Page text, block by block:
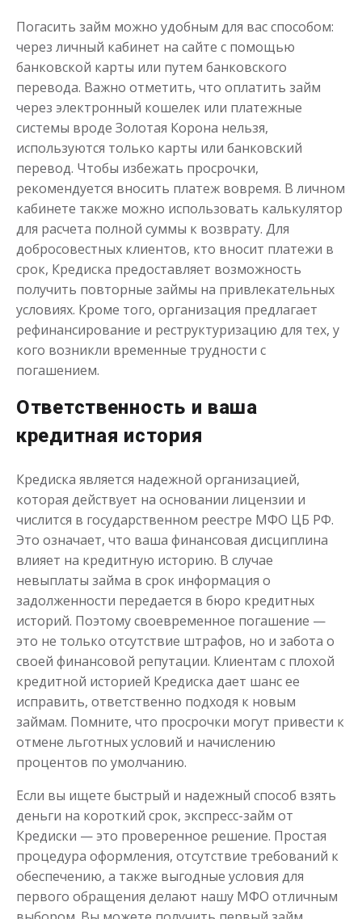
Займы без процентов при
первом обращении
Сумма до50 000
Срок от 1до 21 дня
Получить
Срочные займы на карту
Сумма
Срок
Получить
Займ на 21 день без процентов
Сумма до 50 000 ₽
Срок от 1до 21 дня
Получить
Деньги онлайн на карту в день
обращения
Погасить займ можно удобным для вас способом:
через личный кабинет на сайте с помощью
банковской карты или путем банковского
перевода. Важно отметить, что оплатить займ
через электронный кошелек или платежные
системы вроде Золотая Корона нельзя,
используются только карты или банковский
перевод. Чтобы избежать просрочки,
рекомендуется вносить платеж вовремя. В личном
кабинете также можно использовать калькулятор
для расчета полной суммы к возврату. Для
добросовестных клиентов, кто вносит платежи в
срок, Кредиска предоставляет возможность
получить повторные займы на привлекательных
условиях. Кроме того, организация предлагает
рефинансирование и реструктуризацию для тех, у
кого возникли временные трудности с
погашением.
Ответственность и ваша
кредитная история
Кредиска является надежной организацией,
которая действует на основании лицензии и
числится в государственном реестре МФО ЦБ РФ.
Это означает, что ваша финансовая дисциплина
влияет на кредитную историю. В случае
невыплаты займа в срок информация о
задолженности передается в бюро кредитных
историй. Поэтому своевременное погашение —
это не только отсутствие штрафов, но и забота о
своей финансовой репутации. Клиентам с плохой
кредитной историей Кредиска дает шанс ее
исправить, ответственно подходя к новым
займам. Помните, что просрочки могут привести к
отмене льготных условий и начислению
процентов по умолчанию.
Если вы ищете быстрый и надежный способ взять
деньги на короткий срок, экспресс-займ от
Кредиски — это проверенное решение. Простая
процедура оформления, отсутствие требований к
обеспечению, а также выгодные условия для
первого обращения делают нашу МФО отличным